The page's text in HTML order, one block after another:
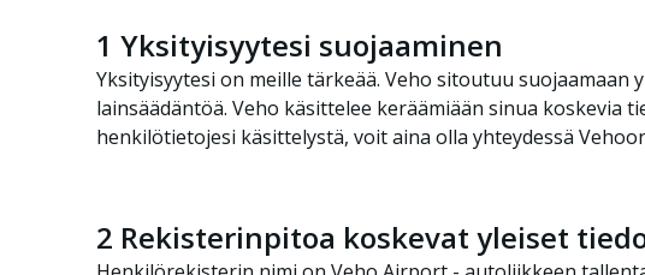
1 Yksityisyytesi suojaaminen
Yksityisyytesi on meille tärkeää. Veho sitoutuu
lainsäädäntöä. Veho käsittelee keräämiään sinua
henkilötietojesi käsittelystä, voit aina olla yhteydessä
2 Rekisterinpitoa koskevat yleiset